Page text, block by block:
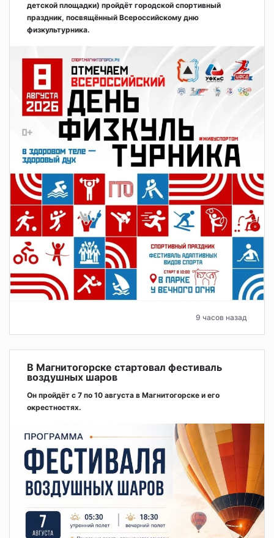
детской площадки) пройдёт городской спортивный
праздник, посвящённый Всероссийскому дню
физкультурника.
9 часов назад
В Магнитогорске стартовал фестиваль
воздушных шаров
Он пройдёт с 7 по 10 августа в Магнитогорске и его
окрестностях.